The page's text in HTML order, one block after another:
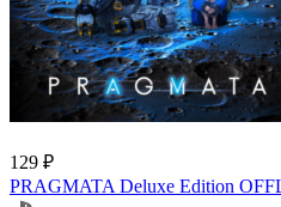
129 ₽
PRAGMATA Deluxe Edition